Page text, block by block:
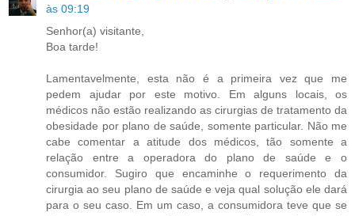
às 09:19
Senhor(a) visitante,
Boa tarde!
Lamentavelmente, esta não é a primeira vez que me
pedem ajudar por este motivo. Em alguns locais, os
médicos não estão realizando as cirurgias de tratamento da
obesidade por plano de saúde, somente particular. Não me
cabe comentar a atitude dos médicos, tão somente a
relação entre a operadora do plano de saúde e o
consumidor. Sugiro que encaminhe o requerimento da
cirurgia ao seu plano de saúde e veja qual solução ele dará
para o seu caso. Em um caso, a consumidora teve que se